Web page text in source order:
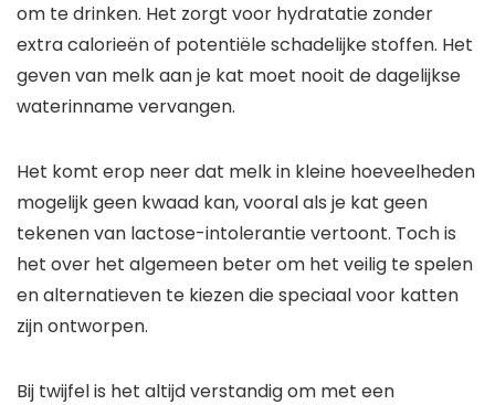
om te drinken. Het zorgt voor hydratatie zonder
extra calorieën of potentiële schadelijke stoffen. Het
geven van melk aan je kat moet nooit de dagelijkse
waterinname vervangen.
Het komt erop neer dat melk in kleine hoeveelheden
mogelijk geen kwaad kan, vooral als je kat geen
tekenen van lactose-intolerantie vertoont. Toch is
het over het algemeen beter om het veilig te spelen
en alternatieven te kiezen die speciaal voor katten
zijn ontworpen.
Bij twijfel is het altijd verstandig om met een